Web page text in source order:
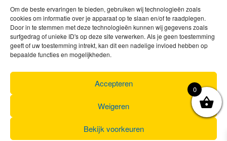
Om de beste ervaringen te bieden, gebruiken wij technologieën zoals
cookies om informatie over je apparaat op te slaan en/of te raadplegen.
Door in te stemmen met deze technologieën kunnen wij gegevens zoals
surfgedrag of unieke ID's op deze site verwerken. Als je geen toestemming
geeft of uw toestemming intrekt, kan dit een nadelige invloed hebben op
bepaalde functies en mogelijkheden.
Accepteren
Weigeren
Bekijk voorkeuren
Openingsuren
Ma
gesloten
Di
9u – 12u
13u – 18u00
Wo
9u – 12u
13u – 18u00
Do
9u – 12u
13u – 18u00
13u – 18u00
Za
0